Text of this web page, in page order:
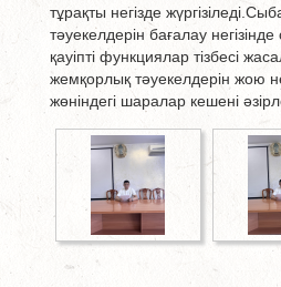
тұрақты негізде
тәуекелдерін бағалау
қауіпті функциялар тізбесі
жемқорлық тәуекелдерін жою
жөніндегі шаралар кешені